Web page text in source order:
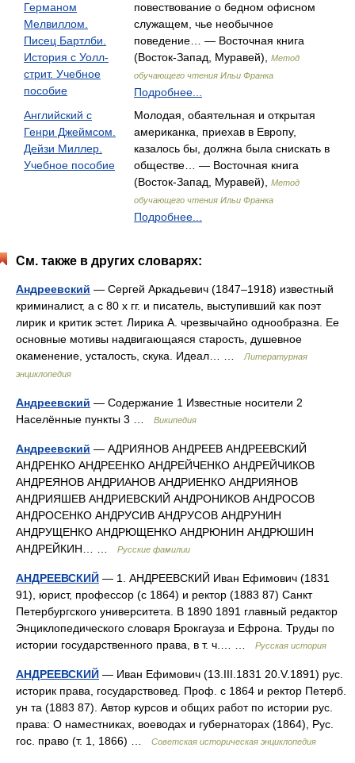
Германом
Мелвиллом.
Писец Бартлби.
История с Уолл-
стрит. Учебное
пособие
повествование о бедном офисном
служащем, чье необычное
поведение… — Восточная книга
(Восток-Запад, Муравей),
Метод
обучающего чтения Ильи Франка
Подробнее...
Английский с
Генри Джеймсом.
Дейзи Миллер.
Учебное пособие
Молодая, обаятельная и открытая
американка, приехав в Европу,
казалось бы, должна была снискать в
обществе… — Восточная книга
(Восток-Запад, Муравей),
Метод
обучающего чтения Ильи Франка
Подробнее...
См. также в других словарях:
Андреевский — Сергей Аркадьевич (1847–1918) известный
криминалист, а с 80 х гг. и писатель, выступивший как поэт
лирик и критик эстет. Лирика А. чрезвычайно однообразна. Ее
основные мотивы надвигающаяся старость, душевное
окаменение, усталость, скука. Идеал… …
Литературная
энциклопедия
Андреевский — Содержание 1 Известные носители 2
Населённые пункты 3 …
Википедия
Андреевский — АДРИЯНОВ АНДРЕЕВ АНДРЕЕВСКИЙ
АНДРЕНКО АНДРЕЕНКО АНДРЕЙЧЕНКО АНДРЕЙЧИКОВ
АНДРЕЯНОВ АНДРИАНОВ АНДРИЕНКО АНДРИЯНОВ
АНДРИЯШЕВ АНДРИЕВСКИЙ АНДРОНИКОВ АНДРОСОВ
АНДРОСЕНКО АНДРУСИВ АНДРУСОВ АНДРУНИН
АНДРУЩЕНКО АНДРЮЩЕНКО АНДРЮНИН АНДРЮШИН
АНДРЕЙКИН… …
Русские фамилии
АНДРЕЕВСКИЙ — 1. АНДРЕЕВСКИЙ Иван Ефимович (1831
91), юрист, профессор (с 1864) и ректор (1883 87) Санкт
Петербургского университета. В 1890 1891 главный редактор
Энциклопедического словаря Брокгауза и Ефрона. Труды по
истории государственного права, в т. ч.… …
Русская история
АНДРЕЕВСКИЙ — Иван Ефимович (13.III.1831 20.V.1891) рус.
историк права, государствовед. Проф. с 1864 и ректор Петерб.
ун та (1883 87). Автор курсов и общих работ по истории рус.
права: О наместниках, воеводах и губернаторах (1864), Рус.
гос. право (т. 1, 1866) …
Советская историческая энциклопедия